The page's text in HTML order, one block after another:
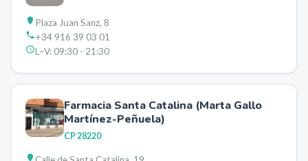
Plaza Juan Sanz, 8
+34 916 39 03 01
L–V:09:30 - 21:30
Farmacia Santa Catalina (Marta Gallo
Martínez-Peñuela)
CP28220